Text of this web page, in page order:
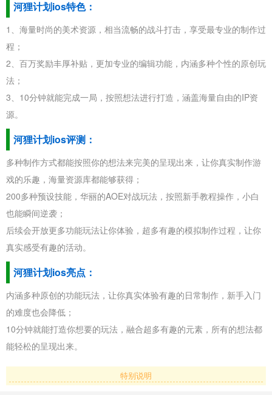
河狸计划ios特色：
1、海量时尚的美术资源，相当流畅的战斗打击，享受最专业的制作过
程；
2、百万奖励丰厚补贴，更加专业的编辑功能，内涵多种个性的原创玩
法；
3、10分钟就能完成一局，按照想法进行打造，涵盖海量自由的IP资
源。
河狸计划ios评测：
多种制作方式都能按照你的想法来完美的呈现出来，让你真实制作游
戏的乐趣，海量资源库都能够获得；
200多种预设技能，华丽的AOE对战玩法，按照新手教程操作，小白
也能瞬间逆袭；
后续会开放更多功能玩法让你体验，超多有趣的模拟制作过程，让你
真实感受有趣的活动。
河狸计划ios亮点：
内涵多种原创的功能玩法，让你真实体验有趣的日常制作，新手入门
的难度也会降低；
10分钟就能打造你想要的玩法，融合超多有趣的元素，所有的想法都
能轻松的呈现出来。
特别说明